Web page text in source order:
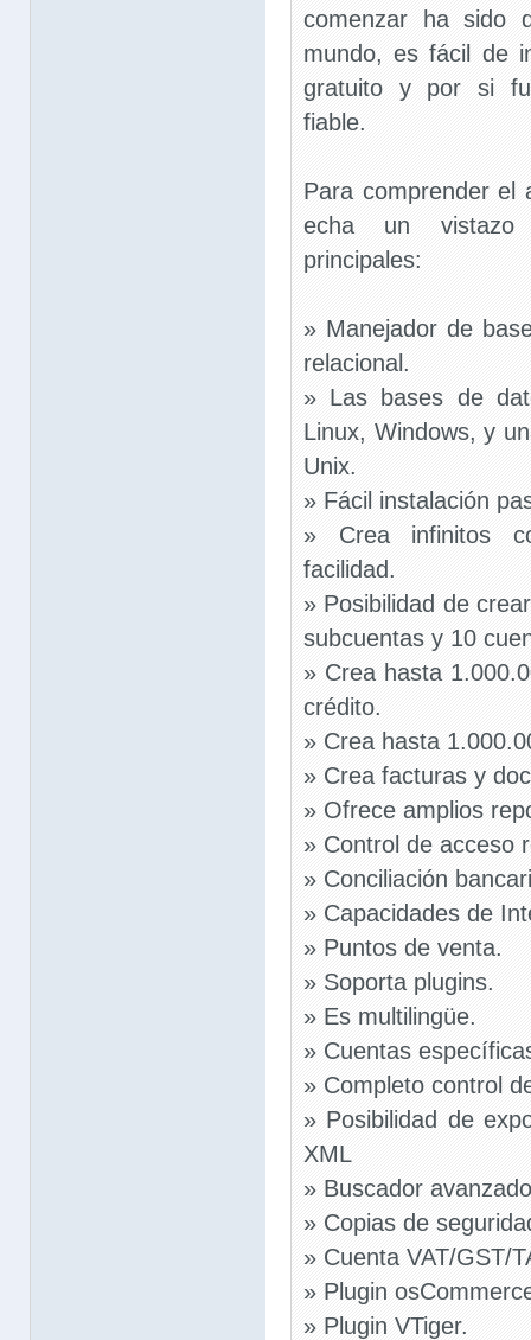
comenzar ha sido
mundo, es fácil de
gratuito y por si
fiable.
Para comprender el
echa un vistazo
principales:
» Manejador de
relacional.
» Las bases de
Linux, Windows, y
Unix.
» Fácil instalación
» Crea infinitos
facilidad.
» Posibilidad de
subcuentas y 10
» Crea hasta
crédito.
» Crea hasta
» Crea facturas y
» Ofrece amplios
» Control de acceso
» Conciliación
» Capacidades de
» Puntos de venta.
» Soporta plugins.
» Es multilingüe.
» Cuentas
» Completo control
» Posibilidad de
XML
» Buscador
» Copias de
» Cuenta VAT/GST/
» Plugin
» Plugin VTiger.